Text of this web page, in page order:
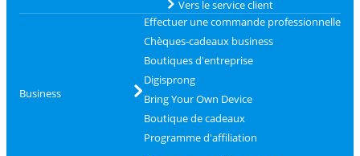
Vers le service client
Business
Effectuer une commande professionnelle
Chèques-cadeaux business
Boutiques d'entreprise
Digisprong
Bring Your Own Device
Boutique de cadeaux
Programme d'affiliation